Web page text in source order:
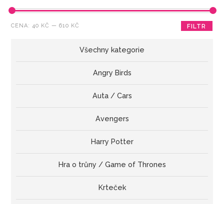
Minimální
Maximální
FILTR
CENA: 40 KČ —610 KČ
Všechny kategorie
Angry Birds
Auta / Cars
Avengers
Harry Potter
Hra o trůny / Game of Thrones
Krteček